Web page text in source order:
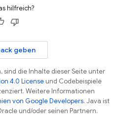
hilfreich?
geben
sind die Inhalte dieser Seite unter
4.0 License und Codebeispiele
Weitere Informationen
von Google Developers. Java ist
und/oder seinen Partnern.